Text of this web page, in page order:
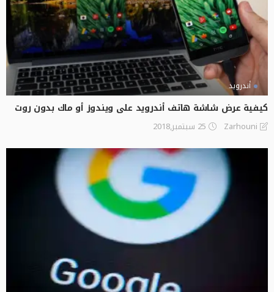
أندرويد
كيفية عرض شاشة هاتف أندرويد على ويندوز أو ماك بدون روت
Zarhouni 25 سبتمبر,2018